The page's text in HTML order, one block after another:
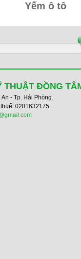
Yếm ô tô
THUẬT ĐỒNG
- Tp. Hải Phòng.
0201632175